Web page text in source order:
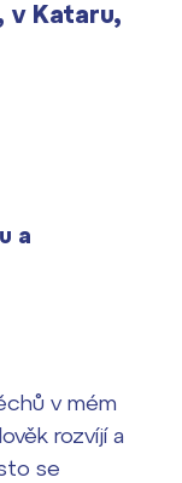
v Kataru,
a
v mém
rozvíjí a
se